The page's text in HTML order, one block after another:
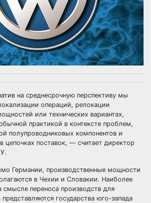
на среднесрочную перспективу мы
операций, релокации
или технических вариантах,
практикой в контексте проблем,
полупроводниковых компонентов и
цепочках поставок, — считает директор
Германии, производственные мощности
в Чехии и Словакии. Наиболее
смысле переноса производств для
государства юго-запада